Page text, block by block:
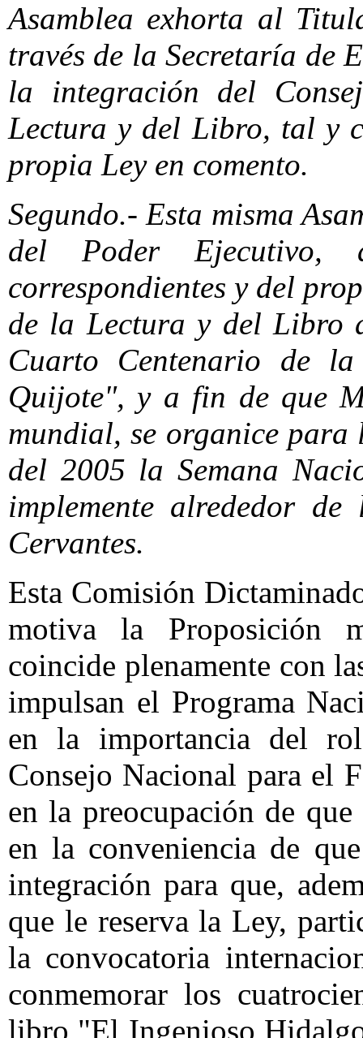
Asamblea exhorta al
través de la Secretaría de
la integración del
Lectura y del Libro, tal y
propia Ley en comento.
Segundo.- Esta misma
del Poder Ejecutivo,
correspondientes y del
de la Lectura y del Libro
Cuarto Centenario de
Quijote", y a fin de que
mundial, se organice
del 2005 la Semana
implemente alrededor
Cervantes.
Esta Comisión
motiva la Proposición
coincide plenamente con
impulsan el Programa
en la importancia del
Consejo Nacional para el
en la preocupación de
en la conveniencia de
integración para que,
que le reserva la Ley,
la convocatoria
conmemorar los
libro "El Ingenioso